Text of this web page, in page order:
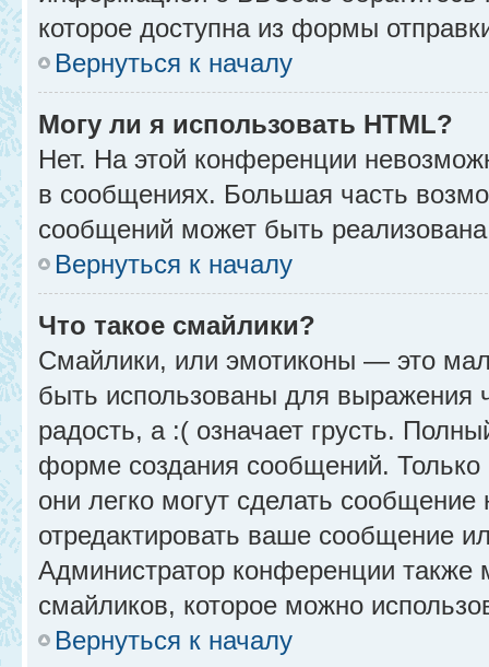
которое доступна из формы
Вернуться к началу
Могу ли я использовать HTML?
Нет. На этой конференции
в сообщениях. Большая часть
сообщений может быть
Вернуться к началу
Что такое смайлики?
Смайлики, или эмотиконы — это
быть использованы для выражения
радость, а :( означает грусть.
форме создания сообщений. Только
они легко могут сделать
отредактировать ваше сообщение
Администратор конференции также
смайликов, которое можно
Вернуться к началу